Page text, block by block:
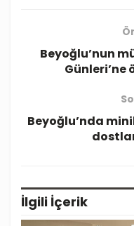
Beyoğlu’nun
Günleri’ne
Beyoğlu’nda
İlgili İçerik